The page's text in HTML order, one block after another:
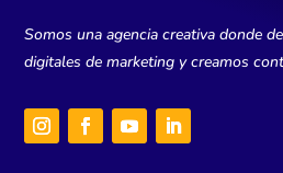
Somos una agencia creativa donde
digitales de marketing y creamos